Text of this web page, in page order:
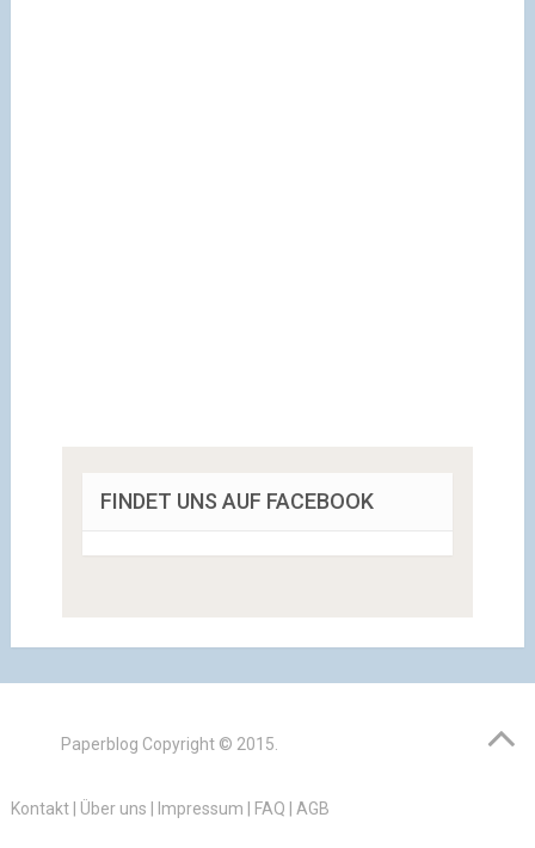
FINDET UNS AUF FACEBOOK
Paperblog Copyright © 2015.
Kontakt| Über uns Impressum FAQ AGB